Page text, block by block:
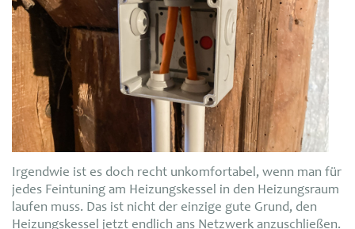
Irgendwie ist es doch recht unkomfortabel, wenn man für
jedes Feintuning am Heizungskessel in den Heizungsraum
laufen muss. Das ist nicht der einzige gute Grund, den
Heizungskessel jetzt endlich ans Netzwerk anzuschließen.